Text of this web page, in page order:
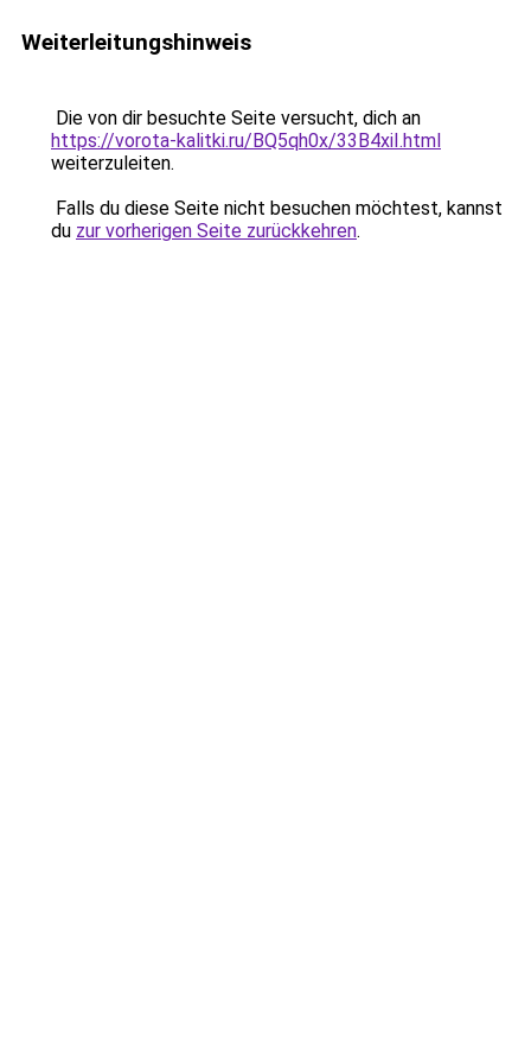
Weiterleitungshinweis
Die von dir besuchte Seite versucht, dich an
https://vorota-kalitki.ru/BQ5qh0x/33B4xiI.html
weiterzuleiten.
Falls du diese Seite nicht besuchen möchtest, kannst
du zur vorherigen Seite zurückkehren.